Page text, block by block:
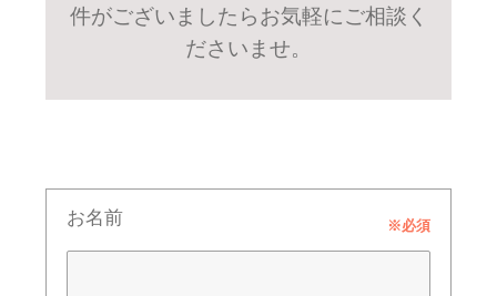
件がございましたらお気軽にご相談く
ださいませ。
お名前 ※必須